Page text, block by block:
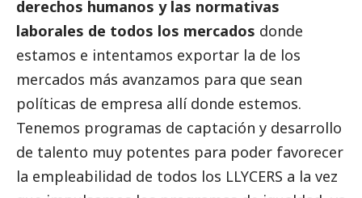
derechos humanos y las normativas
laborales de todos los mercados donde
estamos e intentamos exportar la de los
mercados más avanzamos para que sean
políticas de empresa allí donde estemos.
Tenemos programas de captación y desarrollo
de talento muy potentes para poder favorecer
la empleabilidad de todos los LLYCERS a la vez